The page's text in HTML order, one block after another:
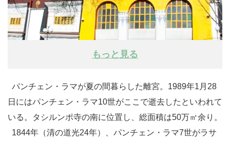
もっと見る
パンチェン・ラマが夏の間暮らした離宮。1989年1月28
日にはパンチェン・ラマ10世がここで逝去したといわれて
いる。タシルンポ寺の南に位置し、総面積は50万㎡余り。
1844年（清の道光24年）、パンチェン・ラマ7世がラサ